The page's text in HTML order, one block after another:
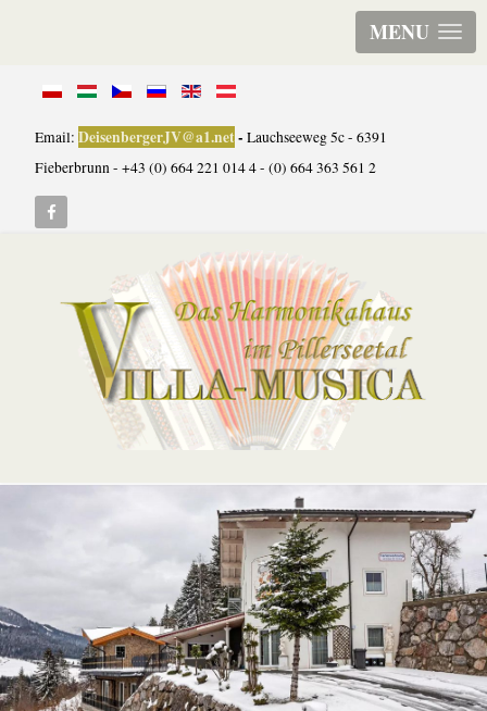
MENU
Email: DeisenbergerJV@a1.net- Lauchseeweg 5c - 6391
Fieberbrunn - +43 (0) 664 221 014 4 - (0) 664 363 561 2